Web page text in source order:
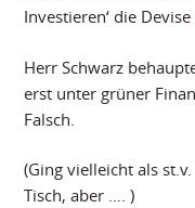
Investieren‘ die Devise
Herr Schwarz
erst unter grüner
Falsch.
(Ging vielleicht als
Tisch, aber …. )